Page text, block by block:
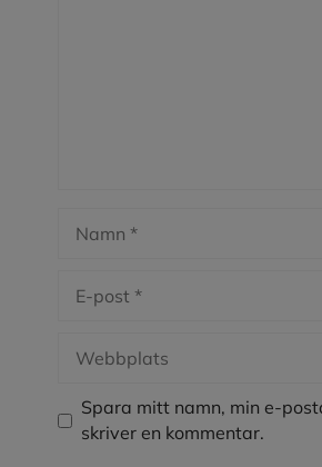
post
Spara mitt namn, min e-
skriver en kommentar.